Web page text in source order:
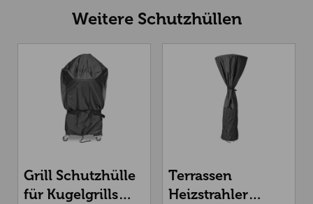
Weitere Schutzhüllen
Grill Schutzhülle
für Kugelgrills
Terrassen
Heizstrahler